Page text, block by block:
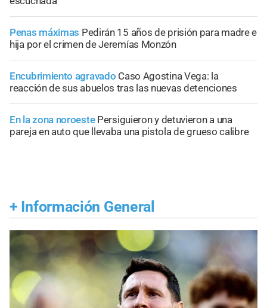
Penas máximas Pedirán 15 años de prisión para madre e
hija por el crimen de Jeremías Monzón
Encubrimiento agravado Caso Agostina Vega: la
reacción de sus abuelos tras las nuevas detenciones
En la zona noroeste Persiguieron y detuvieron a una
pareja en auto que llevaba una pistola de grueso calibre
+ Información General